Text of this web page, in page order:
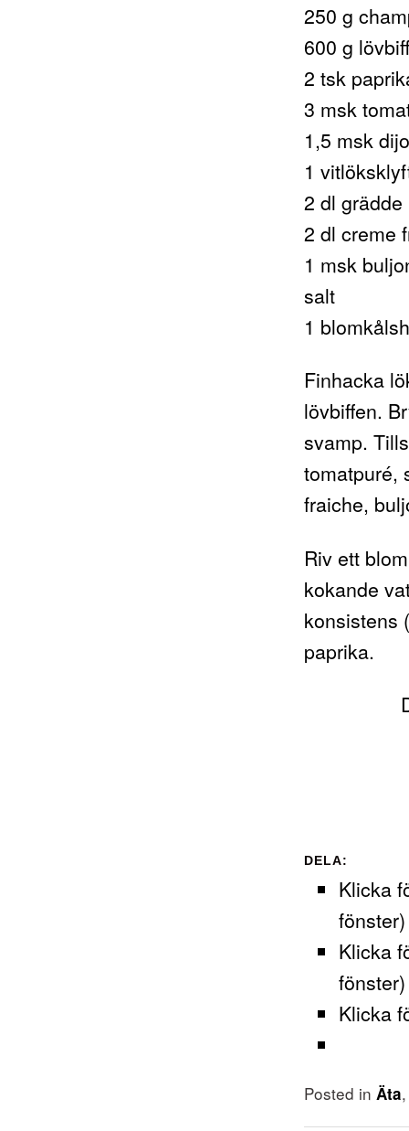
250 g
600 g
2 tsk
3 msk
1,5 msk
1
2 dl grädde
2 dl creme
1 msk
salt
1
Finhacka
lövbiffen.
svamp.
tomatpuré,
fraiche,
Riv ett
kokande
konsistens
paprika.
DELA:
Klicka
fönster)
Klicka
fönster)
Klicka
Posted in Äta